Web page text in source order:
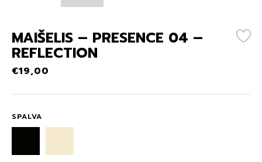
MAIŠELIS – PRESENCE 04 –
REFLECTION
€19,00
SPALVA